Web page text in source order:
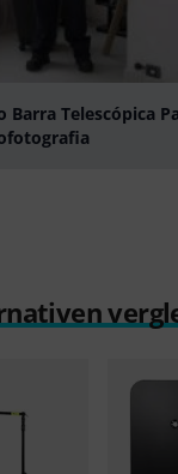
Barra Telescópica